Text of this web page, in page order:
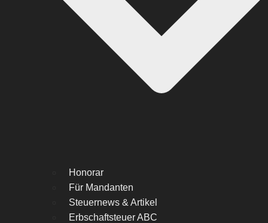
Honorar
Für Mandanten
Steuernews & Artikel
Erbschaftsteuer ABC